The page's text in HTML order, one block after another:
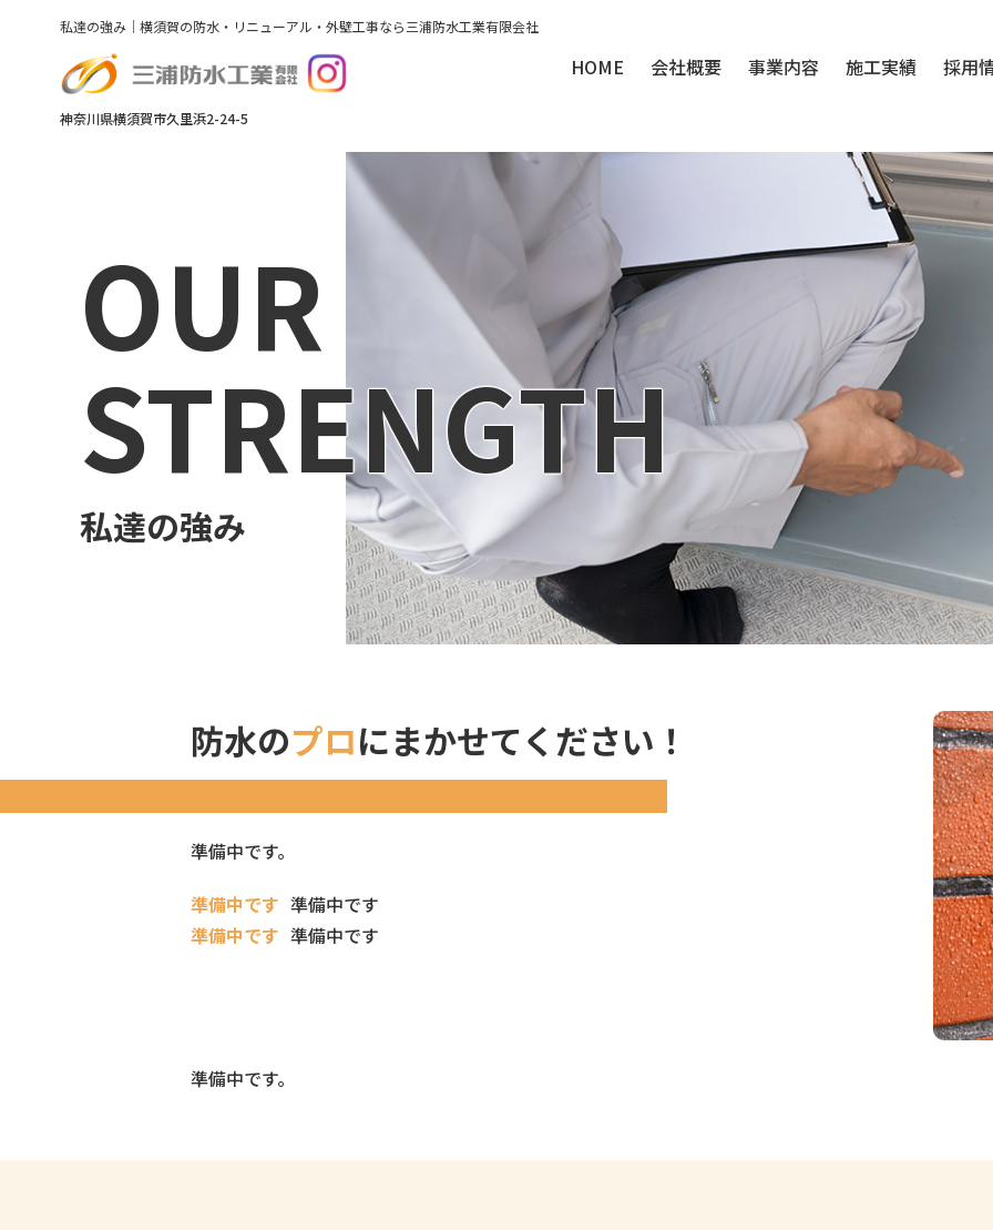
私達の強み｜横須賀の防水・リニューアル・外壁工事なら三浦防水工業有限会社
神奈川県横須賀市久里浜2-24-5
HOME 会社概要 事業内容 施工実績 採用
OUR
STRENGTH
私達の強み
防水のプロにまかせてください！
準備中です。
準備中です 準備中です
準備中です 準備中です
準備中です。